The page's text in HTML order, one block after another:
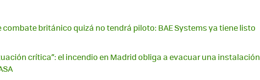
combate británico quizá no tendrá piloto: BAE Systems ya tiene listo
crítica”: el incendio en Madrid obliga a evacuar una instalación